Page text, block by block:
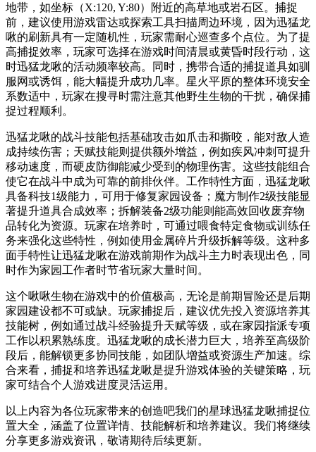
地带，如坐标（X:120, Y:80）附近的高草地或岩石区。捕捉
前，建议使用游戏雷达或探索工具扫描周边环境，因为迅猛龙
啾的刷新具有一定随机性，玩家需耐心巡查多个点位。为了提
高捕捉效率，玩家可选择在游戏时间清晨或黄昏时段行动，这
时迅猛龙啾的活动频率较高。同时，携带合适的捕捉道具如驯
服网或诱饵，能大幅提升成功几率。星火平原的整体环境安全
系数适中，玩家在搜寻时需注意其他野生生物的干扰，确保捕
捉过程顺利。
迅猛龙啾的战斗技能包括基础攻击如爪击和撕咬，能对敌人造
成持续伤害；天赋技能则提供额外增益，例如疾风冲刺可提升
移动速度，而硬皮防御能减少受到的物理伤害。这些技能组合
使它在战斗中成为可靠的前排伙伴。工作特性方面，迅猛龙啾
具备科技1级能力，可用于修复家园设备；魔方制作2级技能显
著提升道具合成效率；拆解装备2级功能则能高效回收废弃物
品转化为资源。玩家在培养时，可通过喂食特定食物或训练任
务来强化这些特性，例如使用金属碎片升级拆解等级。这种多
面手特性让迅猛龙啾在游戏前期作为战斗主力时表现出色，同
时作为家园工作者时节省玩家大量时间。
这个啾啾生物在游戏中的价值极高，无论是前期冒险还是后期
家园建设都不可或缺。玩家捕捉后，建议优先投入资源培养其
技能树，例如通过战斗经验提升天赋等级，或在家园指派专项
工作以积累熟练度。迅猛龙啾的成长潜力巨大，培养至高级阶
段后，能解锁更多协同技能，如团队增益或资源生产加速。综
合来看，捕捉和培养迅猛龙啾是提升游戏体验的关键策略，玩
家可结合个人游戏进度灵活运用。
以上内容为各位玩家带来的创造吧我们的星球迅猛龙啾捕捉位
置大全，涵盖了位置详情、技能解析和培养建议。我们将继续
分享更多游戏资讯，敬请期待后续更新。